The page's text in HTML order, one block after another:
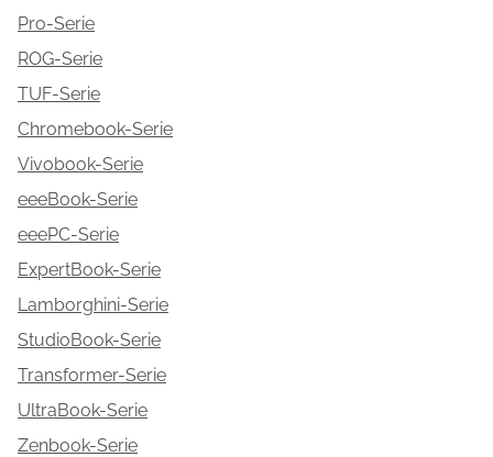
Pro-Serie
ROG-Serie
TUF-Serie
Chromebook-Serie
Vivobook-Serie
eeeBook-Serie
eeePC-Serie
ExpertBook-Serie
Lamborghini-Serie
StudioBook-Serie
Transformer-Serie
UltraBook-Serie
Zenbook-Serie